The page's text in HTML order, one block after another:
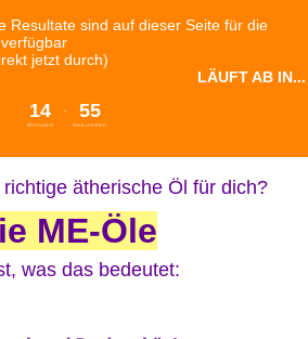
Resultate sind auf dieser Seite für die
jetzt durch)
LÄUFT AB IN...
14
Minuten
. 54
Sekunden
ätherische Öl für dich?
ME-Öle
was das bedeutet: